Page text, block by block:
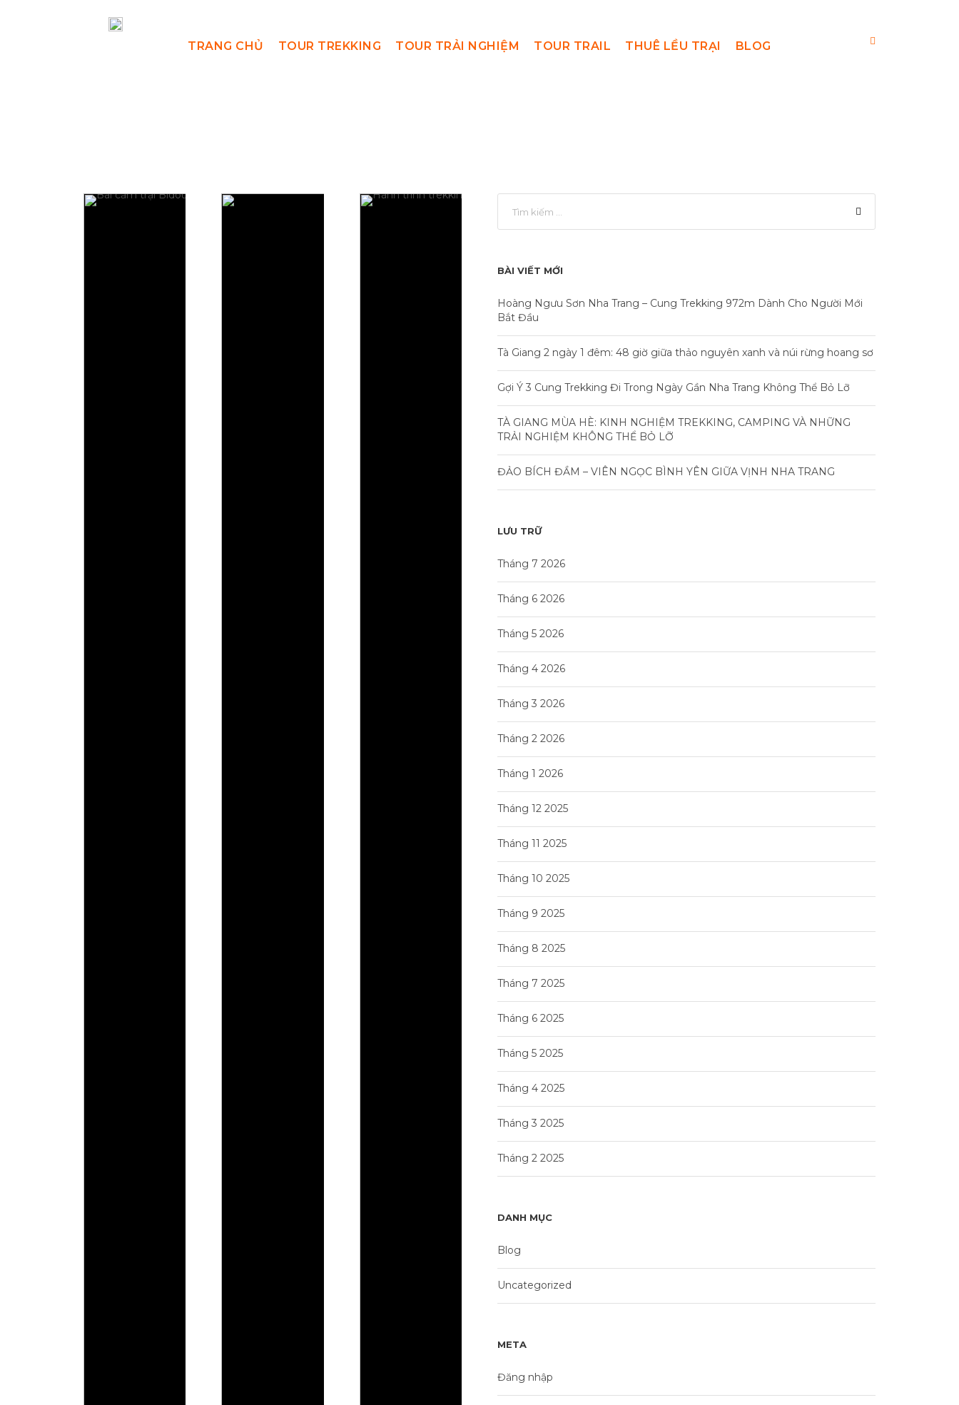
TRANG CHỦ TOUR TREKKING TOUR TRẢI NGHIỆM TOUR TRAIL THUÊ LỀU TRẠI BLOG
BÀI VIẾT MỚI
Hoàng Ngưu Sơn Nha Trang – Cung Trekking 972m Dành Cho Người Mới
Bắt Đầu
Tà Giang 2 ngày 1 đêm: 48 giờ giữa thảo nguyên xanh và núi rừng hoang sơ
Gợi Ý 3 Cung Trekking Đi Trong Ngày Gần Nha Trang Không Thể Bỏ Lỡ
TÀ GIANG MÙA HÈ: KINH NGHIỆM TREKKING, CAMPING VÀ NHỮNG
TRẢI NGHIỆM KHÔNG THỂ BỎ LỠ
ĐẢO BÍCH ĐẦM – VIÊN NGỌC BÌNH YÊN GIỮA VỊNH NHA TRANG
LƯU TRỮ
Tháng 7 2026
Tháng 6 2026
Tháng 5 2026
Tháng 4 2026
Tháng 3 2026
Tháng 2 2026
Tháng 1 2026
Tháng 12 2025
Tháng 11 2025
Tháng 10 2025
Tháng 9 2025
Tháng 8 2025
Tháng 7 2025
Tháng 6 2025
Tháng 5 2025
Tháng 4 2025
Tháng 3 2025
Tháng 2 2025
DANH MỤC
Blog
Uncategorized
META
Đăng nhập